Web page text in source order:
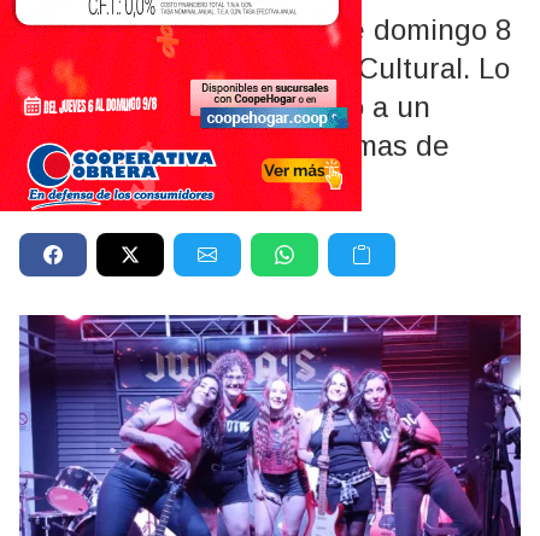
El recital se realizará este domingo 8
de marzo en Vintage Bar Cultural. Lo
recaudado será destinado a un
espacio que asiste a víctimas de
violencia de género.